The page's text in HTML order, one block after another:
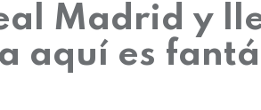
Madrid y
aquí es